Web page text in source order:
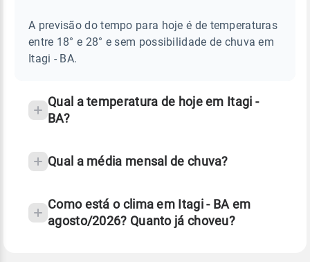
sobre
chuva
A previsão do tempo para hoje é de temperaturas
entre 18° e 28° e sem possibilidade de chuva em
Itagi - BA.
Qual a temperatura de hoje em Itagi -
BA?
Qual a média mensal de chuva?
Como está o clima em Itagi - BA em
agosto/2026? Quanto já choveu?